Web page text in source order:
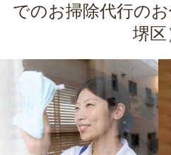
でのお掃除代行の
堺区